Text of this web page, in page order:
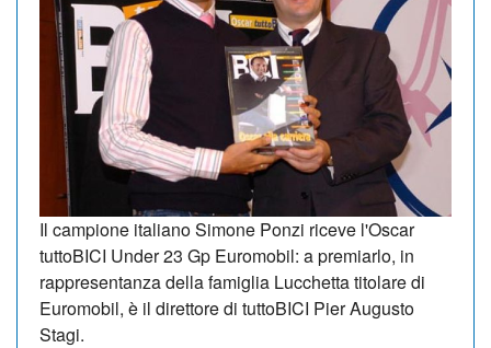
Il campione italiano Simone Ponzi riceve l'Oscar
tuttoBICI Under 23 Gp Euromobil: a premiarlo, in
rappresentanza della famiglia Lucchetta titolare di
Euromobil, è il direttore di tuttoBICI Pier Augusto
Stagi.